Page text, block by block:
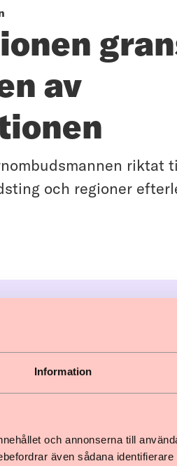
Information
och annonserna till
även sådana
av
riktat
och regioner
efterlevnaden av
Ladda ner ( 4,2 MB,